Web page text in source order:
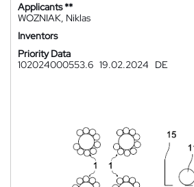
Applicants **
WOZNIAK, Niklas
Inventors
Priority Data
102024000553.6 19.02.2024 DE